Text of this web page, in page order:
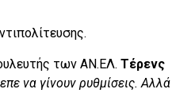
των ΑΝ.ΕΛ. Τέρενς
να γίνουν ρυθμίσεις. Αλλά